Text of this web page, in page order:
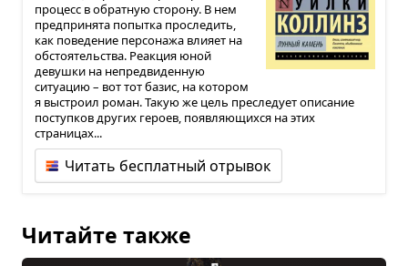
процесс в обратную сторону. В нем
предпринята попытка проследить,
как поведение персонажа влияет на
обстоятельства. Реакция юной
девушки на непредвиденную
ситуацию – вот тот базис, на котором
я выстроил роман. Такую же цель преследует описание
поступков других героев, появляющихся на этих
страницах...
Читать бесплатный отрывок
Читайте также